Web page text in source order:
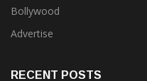
Bollywood
Advertise
RECENT POSTS